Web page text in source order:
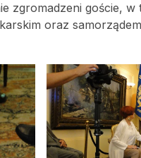
zgromadzeni goście, w
oraz